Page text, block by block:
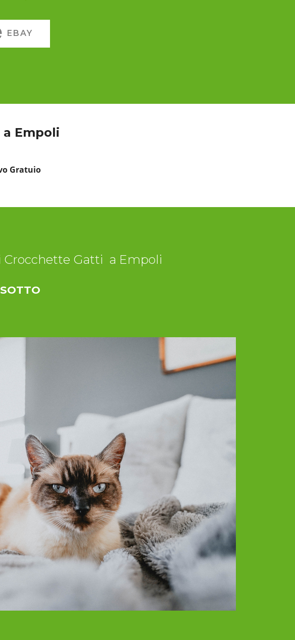
EBAY
Empoli
Gratuio
Crocchette Gatti a Empoli